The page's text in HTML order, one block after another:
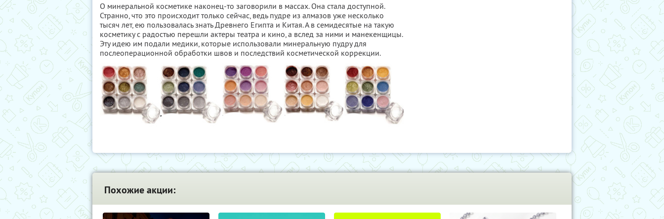
О минеральной косметике наконец-то заговорили в массах. Она стала доступной.
Странно, что это происходит только сейчас, ведь пудре из алмазов уже несколько
тысяч лет, ею пользовалась знать Древнего Египта и Китая. А в семидесятые на такую
косметику с радостью перешли актеры театра и кино, а вслед за ними и манекенщицы.
Эту идею им подали медики, которые использовали минеральную пудру для
послеоперационной обработки швов и последствий косметической коррекции.
Похожие акции: